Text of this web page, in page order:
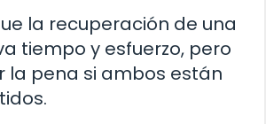
la recuperación de una
tiempo y esfuerzo, pero
la pena si ambos están